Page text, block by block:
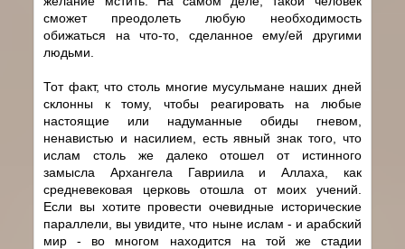
сможет преодолеть любую необходимость
обижаться на что-то, сделанное ему/ей другими
людьми.
Тот факт, что столь многие мусульмане наших дней
склонны к тому, чтобы реагировать на любые
настоящие или надуманные обиды гневом,
ненавистью и насилием, есть явный знак того, что
ислам столь же далеко отошел от истинного
замысла Архангела Гавриила и Аллаха, как
средневековая церковь отошла от моих учений.
Если вы хотите провести очевидные исторические
параллели, вы увидите, что ныне ислам - и арабский
мир - во многом находится на той же стадии